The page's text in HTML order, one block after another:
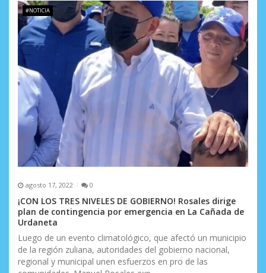
d
e
e
n
r
d
a
s
#NOTICIA
agosto 17, 2022 0
¡CON LOS TRES NIVELES DE GOBIERNO! Rosales dirige
plan de contingencia por emergencia en La Cañada de
Urdaneta
Luego de un evento climatológico, que afectó un municipio
de la región zuliana, autoridades del gobierno nacional,
regional y municipal unen esfuerzos en pro de las